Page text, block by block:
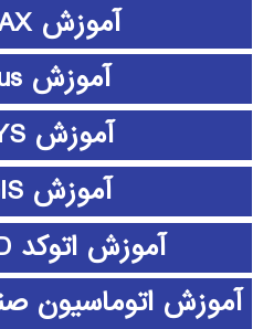
آموزش 3D MAX
آموزش abaqus
آموزش ANSYS
آموزش ArcGIS
آموزش اتوکد AUTOCAD